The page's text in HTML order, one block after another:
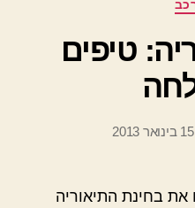
טיפים
15 בינואר 2013
את בחינת התיאוריה